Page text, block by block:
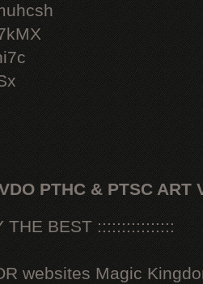
PTHC & PTSC ART
THE BEST ::::::::::::::::
websites Magic